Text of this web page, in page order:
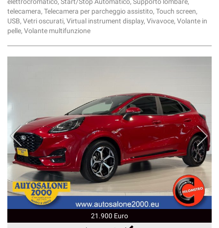
telecamera, Telecamera per parcheggio assistito, Touch screen,
USB, Vetri oscurati, Virtual instrument display, Vivavoce, Volante in
pelle, Volante multifunzione
21.900 Euro